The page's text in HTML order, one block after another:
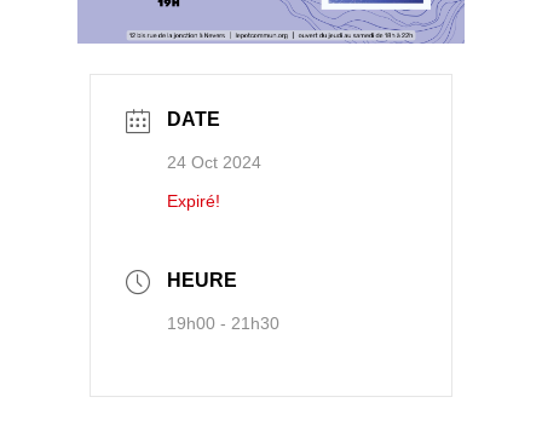
DATE
24 Oct 2024
Expiré!
HEURE
19h00 - 21h30